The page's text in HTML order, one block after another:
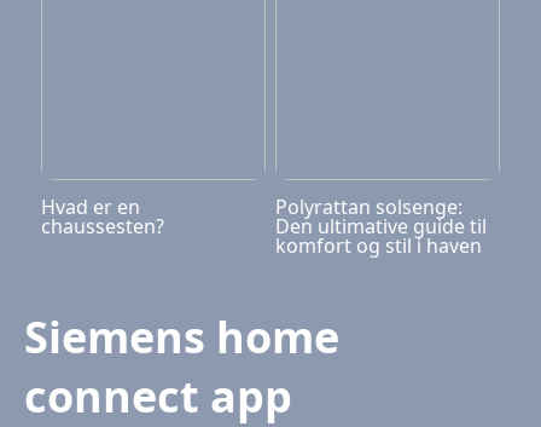
Hvad er en
chaussesten?
Polyrattan solsenge:
Den ultimative guide til
komfort og stil i haven
Siemens home
connect app